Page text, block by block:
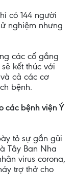
có 144 người
nghiệm nhưng
các cố gắng
kết thúc với
cả các cơ
bệnh.
các bệnh viện Ý
tỏ sự gần gũi
Tây Ban Nha
virus corona,
trợ thở cho